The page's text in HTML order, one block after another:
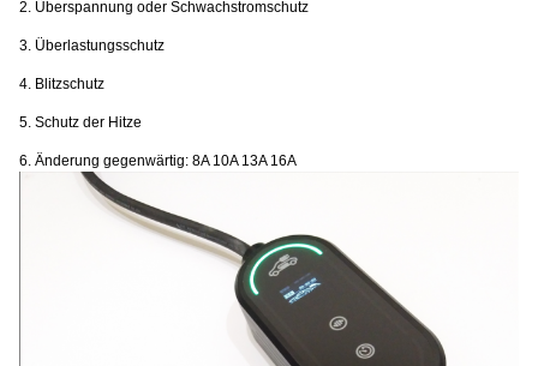
2. Überspannung oder Schwachstromschutz
3. Überlastungsschutz
4. Blitzschutz
5. Schutz der Hitze
6. Änderung gegenwärtig: 8A 10A 13A 16A